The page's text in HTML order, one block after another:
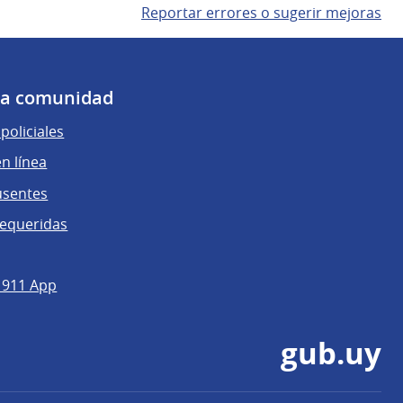
Reportar errores o sugerir mejoras
comunidad
línea
App
gub.uy